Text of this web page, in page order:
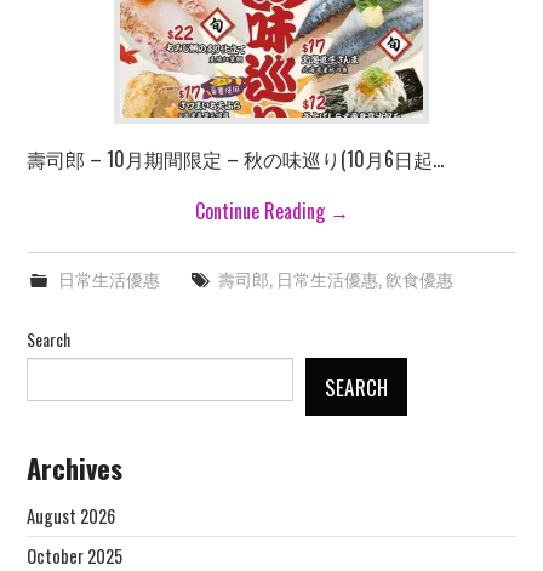
壽司郎 – 10月期間限定 – 秋の味巡り(10月6日起…
Continue Reading →
日常生活優惠 壽司郎 日常生活優惠, 飲食優惠
Search
SEARCH
Archives
August 2026
October 2025